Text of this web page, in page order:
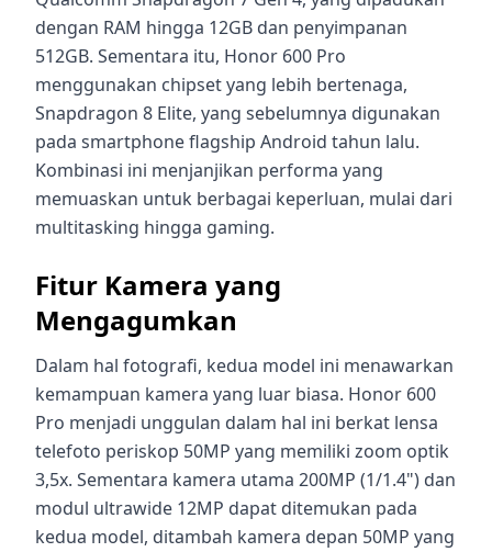
dengan RAM hingga 12GB dan penyimpanan
512GB. Sementara itu, Honor 600 Pro
menggunakan chipset yang lebih bertenaga,
Snapdragon 8 Elite, yang sebelumnya digunakan
pada smartphone flagship Android tahun lalu.
Kombinasi ini menjanjikan performa yang
memuaskan untuk berbagai keperluan, mulai dari
multitasking hingga gaming.
Fitur Kamera yang
Mengagumkan
Dalam hal fotografi, kedua model ini menawarkan
kemampuan kamera yang luar biasa. Honor 600
Pro menjadi unggulan dalam hal ini berkat lensa
telefoto periskop 50MP yang memiliki zoom optik
3,5x. Sementara kamera utama 200MP (1/1.4") dan
modul ultrawide 12MP dapat ditemukan pada
kedua model, ditambah kamera depan 50MP yang